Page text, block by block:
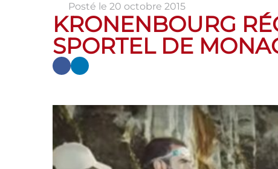
Posté le 20 octobre 2015
KRONENBOURG
SPORTEL DE